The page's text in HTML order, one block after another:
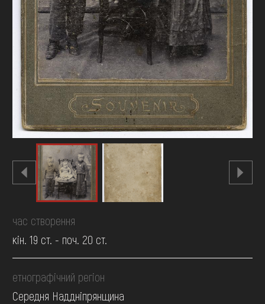
час створення
кін. 19 ст. - поч. 20 ст.
етнографічний регіон
Середня Наддніпрянщина